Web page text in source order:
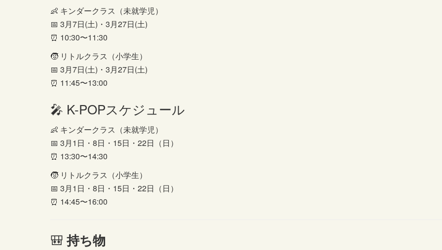
👶 キンダークラス（未就学児）
📅 3月7日(土)・3月27日(土)
⏰ 10:30〜11:30
🧒 リトルクラス（小学生）
📅 3月7日(土)・3月27日(土)
⏰ 11:45〜13:00
🎤 K-POPスケジュール
👶 キンダークラス（未就学児）
📅 3月1日・8日・15日・22日（日）
⏰ 13:30〜14:30
🧒 リトルクラス（小学生）
📅 3月1日・8日・15日・22日（日）
⏰ 14:45〜16:00
🎒 持ち物